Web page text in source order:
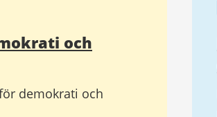
och
demokrati och